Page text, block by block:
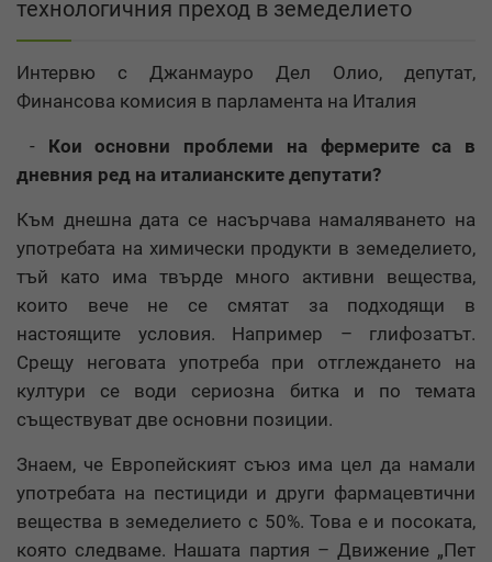
технологичния преход в земеделието
Интервю с Джанмауро Дел Олио, депутат,
Финансова комисия в парламента на Италия
- Кои основни проблеми на фермерите са в
дневния ред на италианските депутати?
Към днешна дата се насърчава намаляването на
употребата на химически продукти в земеделието,
тъй като има твърде много активни вещества,
които вече не се смятат за подходящи в
настоящите условия. Например – глифозатът.
Срещу неговата употреба при отглеждането на
култури се води сериозна битка и по темата
съществуват две основни позиции.
Знаем, че Европейският съюз има цел да намали
употребата на пестициди и други фармацевтични
вещества в земеделието с 50%. Това е и посоката,
която следваме. Нашата партия – Движение „Пет